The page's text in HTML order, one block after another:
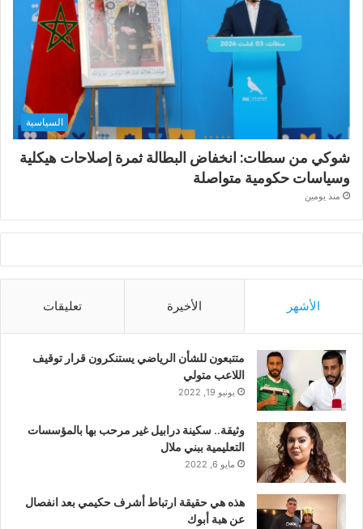
السياسية
شوكي من سطات: انخفاض البطالة ثمرة إصلاحات هيكلية
وسياسات حكومية متواصلة
منذ يومين
الأشهر الأخيرة تعليقات
متتبعون للشأن الرياضي يستنكرون قرار توقيف
اللاعب متولي
يونيو 19, 2022
وثيقة.. سكينة درابيل غير مرحب بها بالمؤسسات
التعليمية ببني ملال
مايو 6, 2022
هذه هي حقيقة ارتباط أشرف حكيمي بعد انفصال
عن هبة أبوك